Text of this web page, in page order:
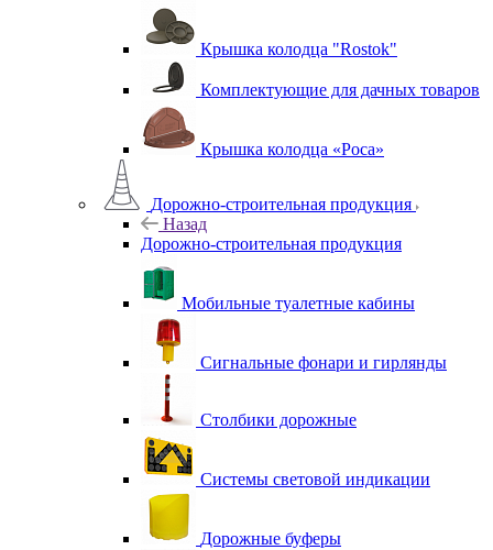
Крышка колодца "Rostok"
Комплектующие для дачных товаров
Крышка колодца «Роса»
Дорожно-строительная продукция
Назад
Дорожно-строительная продукция
Мобильные туалетные кабины
Сигнальные фонари и гирлянды
Столбики дорожные
Системы световой индикации
Дорожные буферы